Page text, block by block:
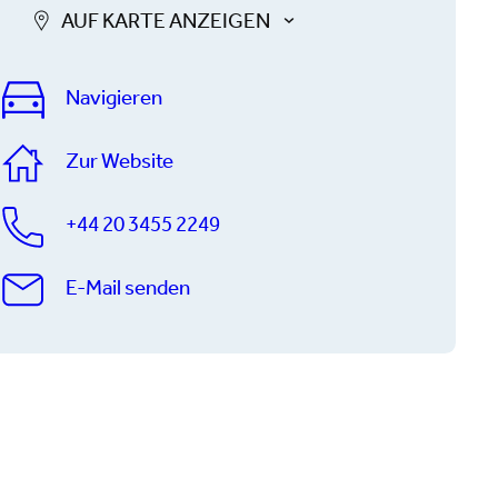
AUF KARTE ANZEIGEN
Navigieren
Zur Website
+44 20 3455 2249
E-Mail senden